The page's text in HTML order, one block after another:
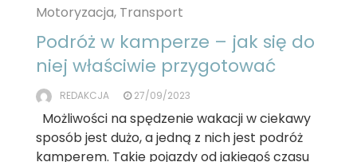
Motoryzacja, Transport
Podróż w kamperze – jak się do
niej właściwie przygotować
REDAKCJA 27/09/2023
Możliwości na spędzenie wakacji w ciekawy
sposób jest dużo, a jedną z nich jest podróż
kamperem. Takie pojazdy od jakiegoś czasu